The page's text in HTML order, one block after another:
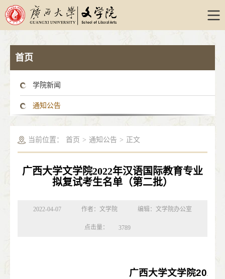
首页
学院新闻
通知公告
当前位置： 首页 > 通知公告 > 正文
广西大学文学院2022年汉语国际教育专业
拟复试考生名单（第二批）
2022-04-07 作者：文学院 编辑：文学院办公室
点击量： 3789
广西大学文学院2022